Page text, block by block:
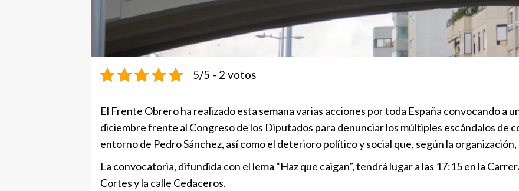
5/5 - 2 votos
El Frente Obrero ha realizado esta semana varias acciones por toda España convocando a
diciembre frente al Congreso de los Diputados para denunciar los múltiples escándalos de
entorno de Pedro Sánchez, así como el deterioro político y social que, según la organización,
La convocatoria, difundida con el lema “Haz que caigan”, tendrá lugar a las 17:15 en la
Cortes y la calle Cedaceros.